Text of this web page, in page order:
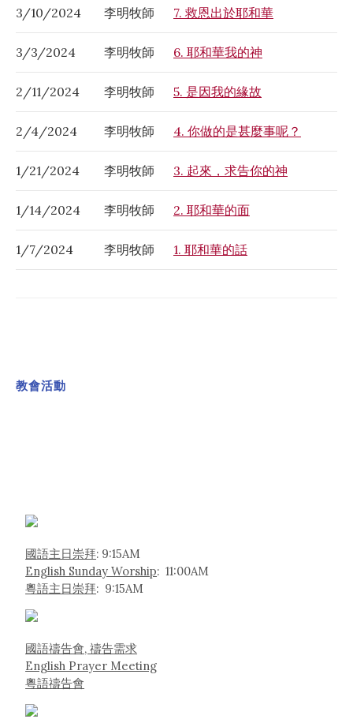
3/10/2024 李明牧師 7. 救恩出於耶和華
3/3/2024 李明牧師 6. 耶和華我的神
2/11/2024 李明牧師 5. 是因我的緣故
2/4/2024 李明牧師 4. 你做的是甚麼事呢？
1/21/2024 李明牧師 3. 起來，求告你的神
1/14/2024 李明牧師 2. 耶和華的面
1/7/2024 李明牧師 1. 耶和華的話
教會活動
國語主日崇拜: 9:15AM
English Sunday Worship: 11:00AM
粵語主日崇拜: 9:15AM
國語禱告會, 禱告需求
English Prayer Meeting
粵語禱告會